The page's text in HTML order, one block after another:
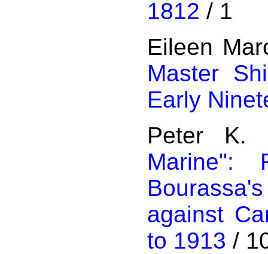
1812 / 1
Eileen
Master
Early
Peter K.
against
to 1913 /